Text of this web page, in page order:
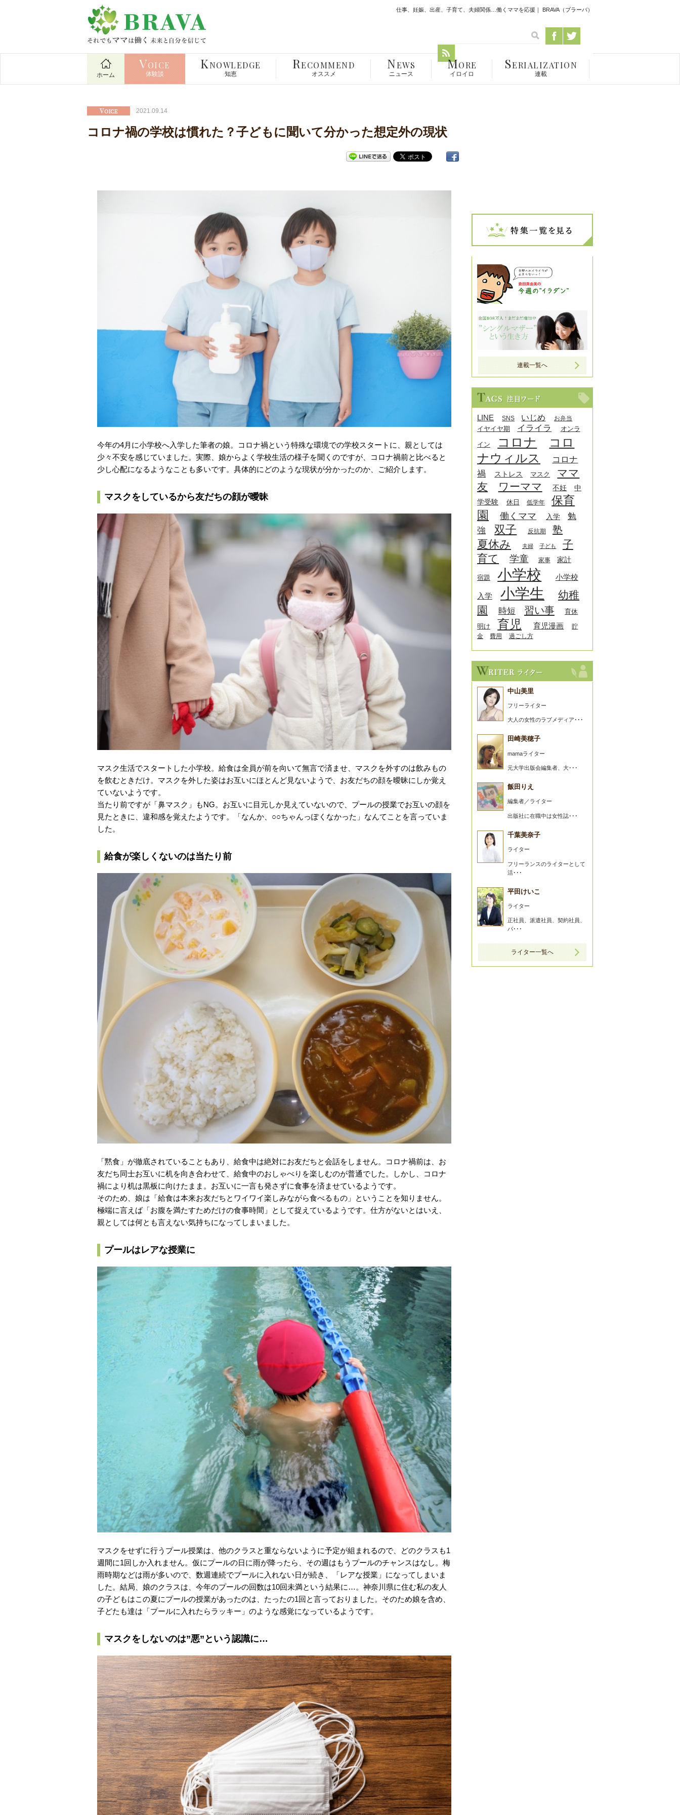
仕事、妊娠、出産、子育て、夫婦関係…働くママを応援｜ BRAVA（ブラーバ）
ホーム
VOICE
体験談
KNOWLEDGE
知恵
RECOMMEND
オススメ
NEWS
ニュース
MORE
イロイロ
SERIALIZATION
連載
2021.09.14
コロナ禍の学校は慣れた？子どもに聞いて分かった想定外の現状
今年の4月に小学校へ入学した筆者の娘。コロナ禍という特殊な環境での学校スタートに、親としては
少々不安を感じていました。実際、娘からよく学校生活の様子を聞くのですが、コロナ禍前と比べると
少し心配になるようなことも多いです。具体的にどのような現状が分かったのか、ご紹介します。
マスクをしているから友だちの顔が曖昧
マスク生活でスタートした小学校。給食は全員が前を向いて無言で済ませ、マスクを外すのは飲みもの
を飲むときだけ。マスクを外した姿はお互いにほとんど見ないようで、お友だちの顔を曖昧にしか覚え
ていないようです。
当たり前ですが「鼻マスク」もNG。お互いに目元しか見えていないので、プールの授業でお互いの顔を
見たときに、違和感を覚えたようです。「なんか、○○ちゃんっぽくなかった」なんてことを言っていま
した。
給食が楽しくないのは当たり前
「黙食」が徹底されていることもあり、給食中は絶対にお友だちと会話をしません。コロナ禍前は、お
友だち同士お互いに机を向き合わせて、給食中のおしゃべりを楽しむのが普通でした。しかし、コロナ
禍により机は黒板に向けたまま。お互いに一言も発さずに食事を済ませているようです。
そのため、娘は「給食は本来お友だちとワイワイ楽しみながら食べるもの」ということを知りません。
極端に言えば「お腹を満たすためだけの食事時間」として捉えているようです。仕方がないとはいえ、
親としては何とも言えない気持ちになってしまいました。
プールはレアな授業に
マスクをせずに行うプール授業は、他のクラスと重ならないように予定が組まれるので、どのクラスも1
週間に1回しか入れません。仮にプールの日に雨が降ったら、その週はもうプールのチャンスはなし。梅
雨時期などは雨が多いので、数週連続でプールに入れない日が続き、「レアな授業」になってしまいま
した。結局、娘のクラスは、今年のプールの回数は10回未満という結果に…。神奈川県に住む私の友人
の子どもはこの夏にプールの授業があったのは、たったの1回と言っておりました。そのため娘を含め、
子どたも達は「プールに入れたらラッキー」のような感覚になっているようです。
マスクをしないのは”悪”という認識に…
連載一覧へ
LINE SNS いじめ お弁当
イヤイヤ期 イライラ オンラ
イン コロナ
コロ
ナウィルス
コロナ
禍
ストレス マスク
ママ
友
ワーママ 不妊
中
学受験
休日 低学年
保育
園
働くママ 入学
勉
強
双子 反抗期 塾
夏休み 夫婦 子ども
子
育て
学童 家事 家計
宿題 小学校 小学校
入学 小学生
幼稚
園
時短 習い事
育休
明け
育児 育児漫画
貯
金
費用 過ごし方
中山美里
フリーライター
大人の女性のラブメディア･･･
田崎美穂子
mamaライター
元大学出版会編集者、大･･･
飯田りえ
編集者／ライター
出版社に在職中は女性誌･･･
千葉美奈子
ライター
フリーランスのライターとして
活･･･
平田けいこ
ライター
正社員、派遣社員、契約社員、
パ･･･
ライター一覧へ